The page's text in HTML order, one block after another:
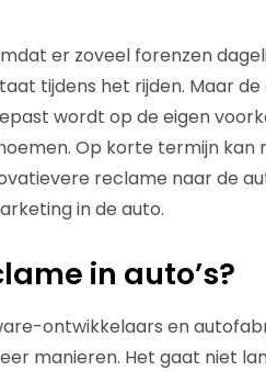
er zoveel forenzen
tijdens het rijden. Maar
wordt op de eigen
Op korte termijn kan
reclame naar de
in de auto.
in auto’s?
ontwikkelaars en
manieren. Het gaat niet